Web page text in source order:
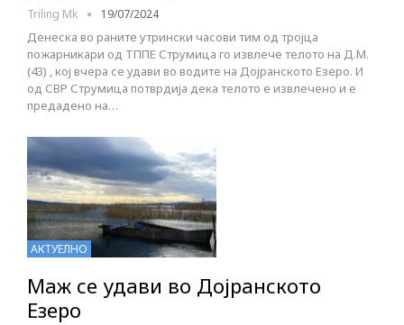
Triling Mk 19/07/2024
Денеска во раните утрински часови тим од тројца
пожарникари од ТППЕ Струмица го извлече телото на Д.М.
(43) , кој вчера се удави во водите на Дојранското Езеро. И
од СВР Струмица потврдија дека телото е извлечено и е
предадено на…
АКТУЕЛНО
Маж се удави во Дојранското
Езеро